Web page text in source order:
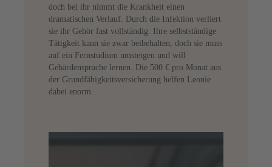
doch bei ihr nimmt die Krankheit einen
dramatischen Verlauf. Durch die Infektion verliert
sie ihr Gehör fast vollständig. Ihre selbstständige
Tätigkeit kann sie zwar beibehalten, doch sie muss
auf ein Fernstudium umsteigen und will
Gebärdensprache lernen. Die 500 € pro Monat aus
der Grundfähigkeitsversicherung helfen Leonie
dabei enorm.